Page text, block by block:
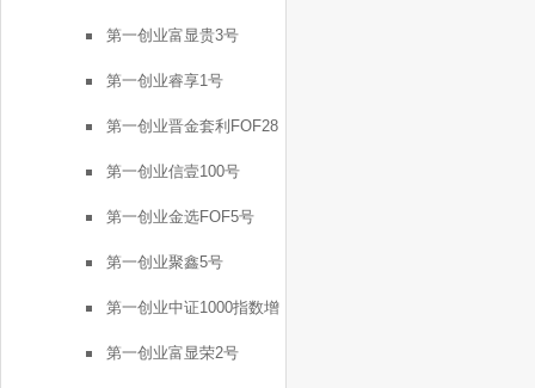
第一创业富显贵3号
第一创业睿享1号
第一创业晋金套利FOF28
号
第一创业信壹100号
第一创业金选FOF5号
第一创业聚鑫5号
第一创业中证1000指数增
强FOF1号
第一创业富显荣2号